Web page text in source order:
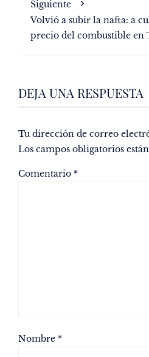
Siguiente
Volvió a subir la nafta: a
precio del combustible en
DEJA UNA RESPUESTA
Tu dirección de correo
Los campos obligatorios
Comentario *
Nombre *